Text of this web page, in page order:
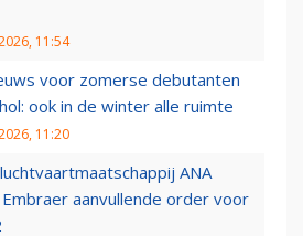
11:54
voor zomerse debutanten
ook in de winter alle ruimte
11:20
ANA
aanvullende order voor